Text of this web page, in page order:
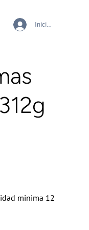
Iniciar sesión
minima 12